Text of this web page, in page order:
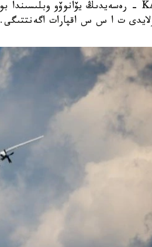
ت ا س س اقپارات اگەنتتىگى.